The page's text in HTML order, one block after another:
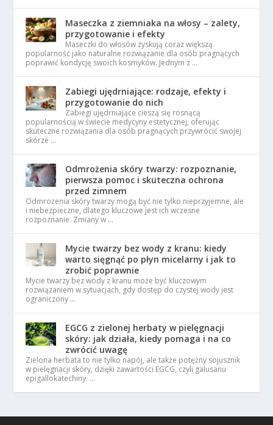
Maseczka z ziemniaka na włosy – zalety,
przygotowanie i efekty
Maseczki do włosów zyskują coraz większą
popularność jako naturalne rozwiązanie dla osób pragnących
poprawić kondycję swoich kosmyków. Jednym z …
Zabiegi ujędrniające: rodzaje, efekty i
przygotowanie do nich
Zabiegi ujędrniające cieszą się rosnącą
popularnością w świecie medycyny estetycznej, oferując
skuteczne rozwiązania dla osób pragnących przywrócić swojej
skórze …
Odmrożenia skóry twarzy: rozpoznanie,
pierwsza pomoc i skuteczna ochrona
przed zimnem
Odmrożenia skóry twarzy mogą być nie tylko nieprzyjemne, ale
i niebezpieczne, dlatego kluczowe jest ich wczesne
rozpoznanie. Zmiany w …
Mycie twarzy bez wody z kranu: kiedy
warto sięgnąć po płyn micelarny i jak to
zrobić poprawnie
Mycie twarzy bez wody z kranu może być kluczowym
rozwiązaniem w sytuacjach, gdy dostęp do czystej wody jest
ograniczony …
EGCG z zielonej herbaty w pielęgnacji
skóry: jak działa, kiedy pomaga i na co
zwrócić uwagę
Zielona herbata to nie tylko napój, ale także potężny sojusznik
w pielęgnacji skóry, dzięki zawartości EGCG, czyli galusanu
epigallokatechiny. …